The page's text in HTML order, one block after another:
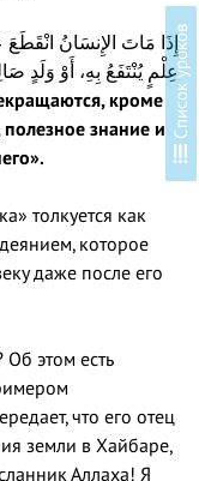
вإِذَا مَاتَ الإِنسَانُ
عِلْمٍ يُنْتَفَعُ بِهِ، أَوْ وَلَدٍ
кроме
знание и
толкуется как
которое
даже после его
этом есть
что его отец
земли в Хайбаре,
Аллаха! Я